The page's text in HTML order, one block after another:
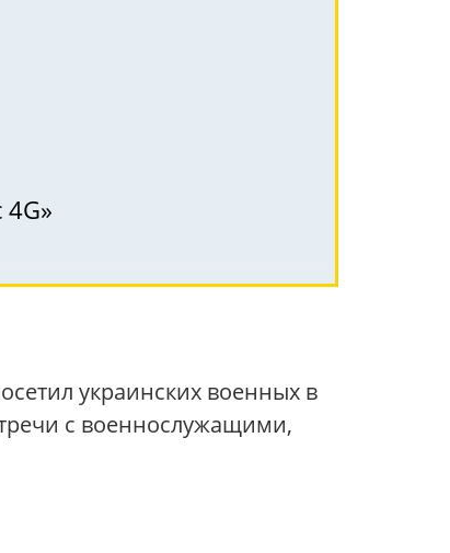
украинских военных в
с военнослужащими,